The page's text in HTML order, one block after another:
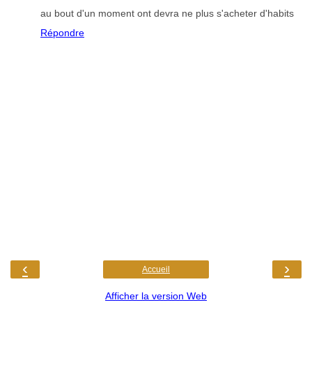
au bout d'un moment ont devra ne plus s'acheter d'habits
Répondre
‹ ›
Accueil
Afficher la version Web